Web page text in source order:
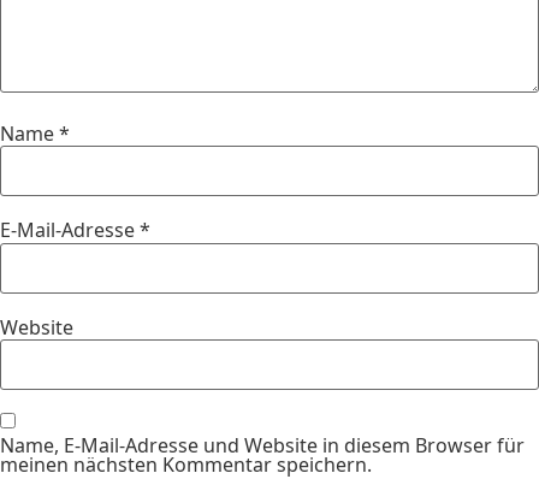
Name*
E-Mail-Adresse*
Website
Name, E-Mail-Adresse und Website in diesem Browser für
meinen nächsten Kommentar speichern.